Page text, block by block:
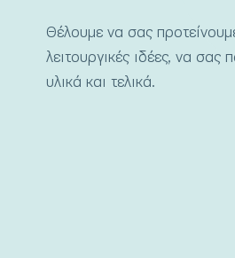
Θέλουμε να σας
λειτουργικές ιδέες, να σας
υλικά και τελικά.